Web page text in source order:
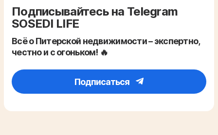
Подписывайтесь на Telegram
SOSEDI LIFE
Всё о Питерской недвижимости – экспертно,
честно и с огоньком! 🔥
Подписаться